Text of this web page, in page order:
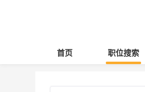
首页 职位搜索